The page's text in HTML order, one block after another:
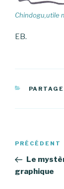
Chindogu,utile
EB.
Navigation
l’article
Article
précédent
PRÉCÉDENT
Le
graphique